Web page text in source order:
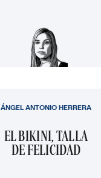
EL BIKINI, TALLA
DE FELICIDAD
ÁNGEL ANTONIO HERRERA